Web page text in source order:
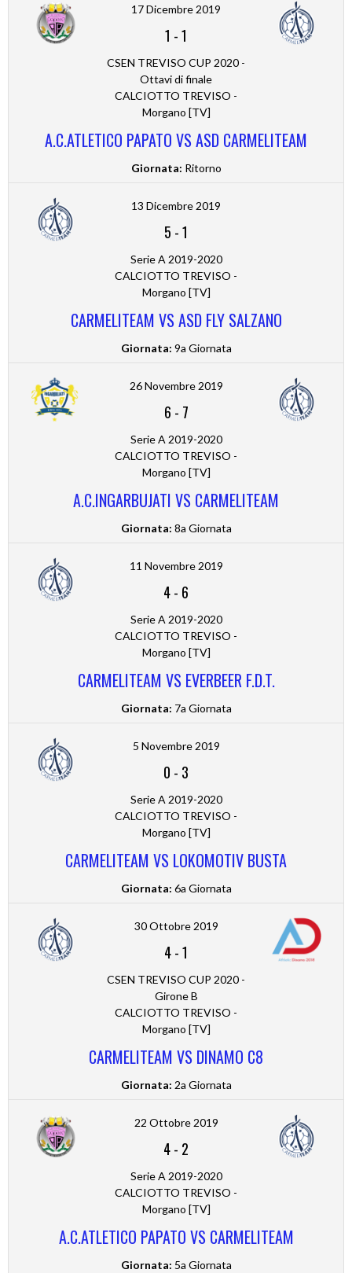
17 Dicembre 2019
1 -1
CSEN TREVISO CUP 2020 -
Ottavi di finale
CALCIOTTO TREVISO -
Morgano [TV]
A.C.ATLETICO PAPATO VS ASD CARMELITEAM
Giornata: Ritorno
13 Dicembre 2019
5 -1
Serie A 2019-2020
CALCIOTTO TREVISO -
Morgano [TV]
CARMELITEAM VS ASD FLY SALZANO
Giornata: 9a Giornata
26 Novembre 2019
6 - 7
Serie A 2019-2020
CALCIOTTO TREVISO -
Morgano [TV]
A.C.INGARBUJATI VS CARMELITEAM
Giornata: 8a Giornata
11 Novembre 2019
4- 6
Serie A 2019-2020
CALCIOTTO TREVISO -
Morgano [TV]
CARMELITEAM VS EVERBEER F.D.T.
Giornata: 7a Giornata
5 Novembre 2019
0 - 3
Serie A 2019-2020
CALCIOTTO TREVISO -
Morgano [TV]
CARMELITEAM VS LOKOMOTIV BUSTA
Giornata: 6a Giornata
30 Ottobre 2019
4-1
CSEN TREVISO CUP 2020 -
Girone B
CALCIOTTO TREVISO -
Morgano [TV]
CARMELITEAM VS DINAMO C8
Giornata: 2a Giornata
22 Ottobre 2019
4- 2
Serie A 2019-2020
CALCIOTTO TREVISO -
Morgano [TV]
A.C.ATLETICO PAPATO VS CARMELITEAM
Giornata: 5a Giornata